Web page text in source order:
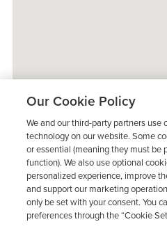
Our Cookie Policy
We and our third-party partners use
technology on our website. Some
or essential (meaning they must be
function). We also use optional
personalized experience, improve
and support our marketing
only be set with your consent. You
preferences through the “Cookie